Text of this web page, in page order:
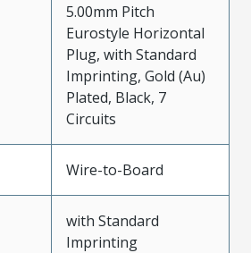
5.00mm Pitch
Eurostyle Horizontal
Plug, with Standard
Imprinting, Gold (Au)
Plated, Black, 7
Circuits
Wire-to-Board
with Standard
Imprinting